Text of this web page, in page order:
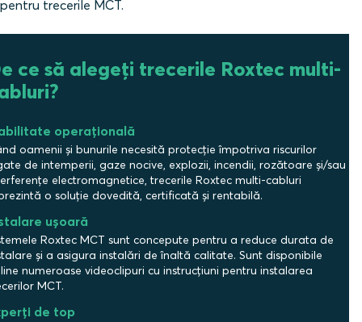
pentru trecerile MCT.
ce să alegeți trecerile Roxtec multi-
operațională
oamenii și bunurile necesită protecție împotriva riscurilor
de intemperii, gaze nocive, explozii, incendii, rozătoare și/sau
electromagnetice, trecerile Roxtec multi-cabluri
o soluție dovedită, certificată și rentabilă.
ușoară
Roxtec MCT sunt concepute pentru a reduce durata de
și a asigura instalări de înaltă calitate. Sunt disponibile
numeroase videoclipuri cu instrucțiuni pentru instalarea
MCT.
de top